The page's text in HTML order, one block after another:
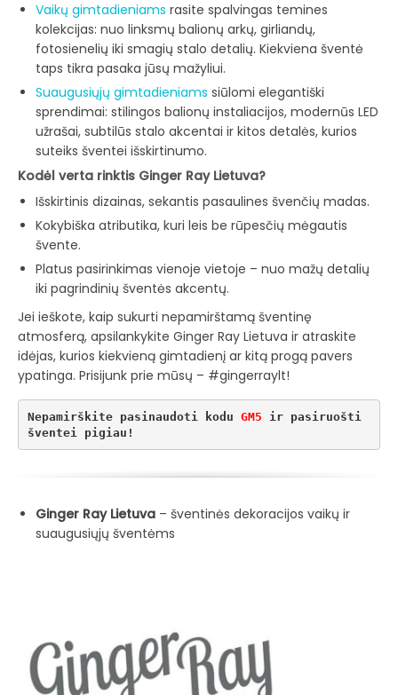
Vaikų gimtadieniams rasite spalvingas temines
kolekcijas: nuo linksmų balionų arkų, girliandų,
fotosienelių iki smagių stalo detalių. Kiekviena šventė
taps tikra pasaka jūsų mažyliui.
Suaugusiųjų gimtadieniams siūlomi elegantiški
sprendimai: stilingos balionų instaliacijos, modernūs LED
užrašai, subtilūs stalo akcentai ir kitos detalės, kurios
suteiks šventei išskirtinumo.
Kodėl verta rinktis Ginger Ray Lietuva?
Išskirtinis dizainas, sekantis pasaulines švenčių madas.
Kokybiška atributika, kuri leis be rūpesčių mėgautis
švente.
Platus pasirinkimas vienoje vietoje – nuo mažų detalių
iki pagrindinių šventės akcentų.
Jei ieškote, kaip sukurti nepamirštamą šventinę
atmosferą, apsilankykite Ginger Ray Lietuva ir atraskite
idėjas, kurios kiekvieną gimtadienį ar kitą progą pavers
ypatinga. Prisijunk prie mūsų – #gingerraylt!
Nepamirškite pasinaudoti kodu GM5 ir pasiruošti
šventei pigiau!
Ginger Ray Lietuva – šventinės dekoracijos vaikų ir
suaugusiųjų šventėms